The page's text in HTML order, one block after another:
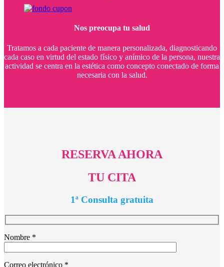
Nos preocupa tu salud
Tratamos a cada paciente de manera personalizada, diagnosticando
cada caso en virtud del estado físico y anímico de la persona, nuestra
actividad se centra en la estética como concepto conectado de forma
necesaria con la salud.
RESERVA AHORA
TU CITA
1ª Consulta gratuita
Nombre *
Correo electrónico *